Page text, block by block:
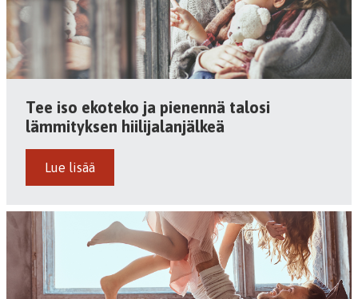
Tee iso ekoteko ja pienennä talosi
lämmityksen hiilijalanjälkeä
Lue lisää